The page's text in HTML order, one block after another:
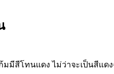
สีโทนแดง ไม่ว่าจะเป็นสีแด